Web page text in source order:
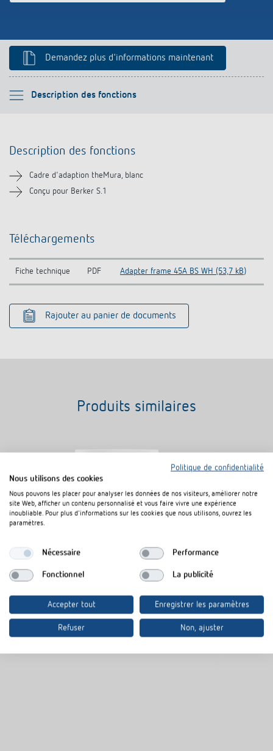
Application de Theben
Télérupteur impulsionnel OKTO de Theben
Demandez plus d'informations maintenant
Description des fonctions
Veuillez sélectionner
Téléchargements
Produits similaires
Description des fonctions
Cadre d'adaption theMura, blanc
Conçu pour Berker S.1
Téléchargements
Fiche technique PDF Adapter frame 45A BS WH (53,7 kB)
Rajouter au panier de documents
Produits similaires
N° de réf. 9070788
Cadre d'adaption theMura, blanc
Conçu pour Busch-Jäger balance
SI
N° de réf.
Politique de confidentialité
Nous utilisons des cookies
Nous pouvons les placer pour analyser les données de nos visiteurs, améliorer notre
site Web, afficher un contenu personnalisé et vous faire vivre une expérience
inoubliable. Pour plus d'informations sur les cookies que nous utilisons, ouvrez les
paramètres.
Nécessaire Performance
Fonctionnel La publicité
Accepter tout Enregistrer les paramètres
Refuser Non, ajuster